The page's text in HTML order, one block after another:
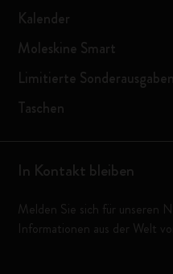
Kalender
Moleskine Smart
Limitierte Sonderausgaben
Taschen
In Kontakt bleiben
Melden Sie sich für unseren
Informationen aus der Welt